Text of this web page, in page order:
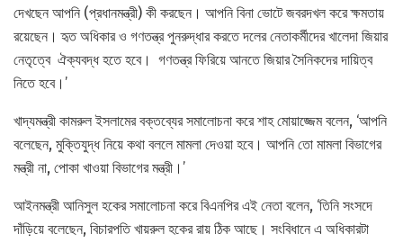
দেখছেন আপনি (প্রধানমন্ত্রী) কী করছেন। আপনি বিনা ভোটে জবরদখল করে ক্ষমতায়
রয়েছেন। হৃত অধিকার ও গণতন্ত্র পুনরুদ্ধার করতে দলের নেতাকর্মীদের খালেদা জিয়ার
নেতৃত্বে ঐক্যবদ্ধ হতে হবে। গণতন্ত্র ফিরিয়ে আনতে জিয়ার সৈনিকদের দায়িত্ব
নিতে হবে।’
খাদ্যমন্ত্রী কামরুল ইসলামের বক্তব্যের সমালোচনা করে শাহ মোয়াজ্জেম বলেন, ‘আপনি
বলেছেন, মুক্তিযুদ্ধ নিয়ে কথা বললে মামলা দেওয়া হবে। আপনি তো মামলা বিভাগের
মন্ত্রী না, পোকা খাওয়া বিভাগের মন্ত্রী।’
আইনমন্ত্রী আনিসুল হকের সমালোচনা করে বিএনপির এই নেতা বলেন, ‘তিনি সংসদে
দাঁড়িয়ে বলেছেন, বিচারপতি খায়রুল হকের রায় ঠিক আছে। সংবিধানে এ অধিকারটা